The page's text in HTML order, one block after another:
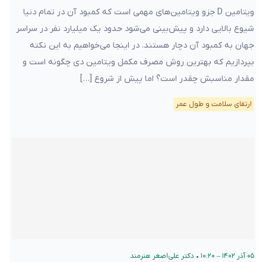
ویتامین D جزو ویتامین‌های مهمی است که کمبود آن در تمام دنیا
شیوع بالایی دارد و پیش‌بینی می‌شود حدود یک میلیارد نفر در سراسر
جهان به کمبود آن دچار هستند. در اینجا می‌خواهیم به این نکته
بپردازیم که بهترین روش مصرف مکمل ویتامین دی چگونه است و
مقدار مناسبش چقدر است؟ اما پیش از شروع […]
ارتقای سلامت و طول عمر
۰۵ آذر ۱۴۰۲ – ۱۰:۲۰ • دکتر علی‌اصغر هنرمند